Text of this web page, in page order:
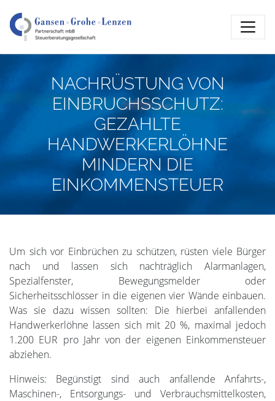
NACHRÜSTUNG VON
EINBRUCHSSCHUTZ:
GEZAHLTE
HANDWERKERLÖHNE
MINDERN DIE
EINKOMMENSTEUER
Um sich vor Einbrüchen zu schützen, rüsten viele Bürger
nach und lassen sich nachträglich Alarmanlagen,
Spezialfenster, Bewegungsmelder oder
Sicherheitsschlösser in die eigenen vier Wände einbauen.
Was sie dazu wissen sollten: Die hierbei anfallenden
Handwerkerlöhne lassen sich mit 20 %, maximal jedoch
1.200 EUR pro Jahr von der eigenen Einkommensteuer
abziehen.
Hinweis: Begünstigt sind auch anfallende Anfahrts-,
Maschinen-, Entsorgungs- und Verbrauchsmittelkosten,